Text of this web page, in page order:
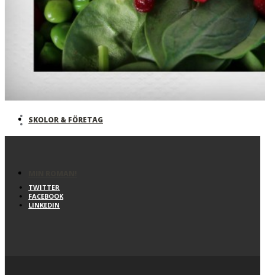
EVENEMANG
MOTIVATION
SKOLOR & FÖRETAG
TWITTER
FACEBOOK
LINKEDIN